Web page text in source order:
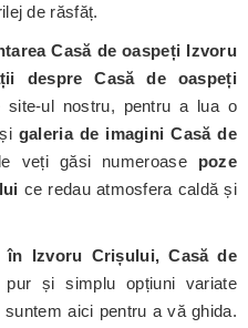
de răsfăț.
Casă de oaspeți Izvoru
despre Casă de oaspeți
site-ul nostru, pentru a lua o
galeria de imagini Casă de
veți găsi numeroase poze
ce redau atmosfera caldă și
în Izvoru Crișului, Casă de
pur și simplu opțiuni variate
suntem aici pentru a vă ghida.